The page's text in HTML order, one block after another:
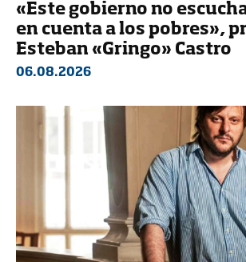
«Este gobierno no
en cuenta a los pobres»,
Esteban «Gringo» Castro
06.08.2026